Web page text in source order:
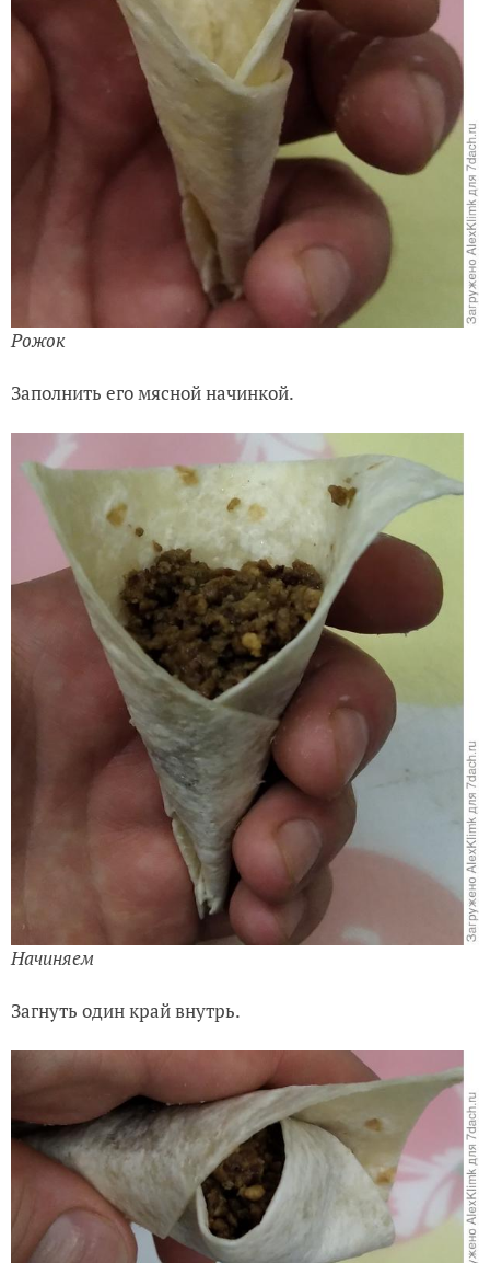
Рожок
Заполнить его мясной начинкой.
Начиняем
Загнуть один край внутрь.